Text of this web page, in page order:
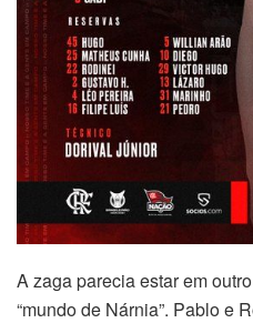
A zaga parecia estar em
“mundo de Nárnia”. Pablo e